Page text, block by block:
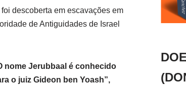
descoberta em escavações em
de Antiguidades de Israel
nome Jerubbaal é conhecido
o juiz Gideon ben Yoash”,